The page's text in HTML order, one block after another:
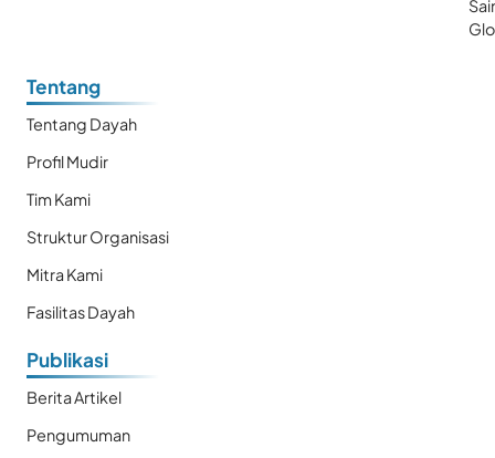
Tentang
Tentang Dayah
Profil Mudir
Tim Kami
Struktur Organisasi
Mitra Kami
Fasilitas Dayah
Publikasi
Berita Artikel
Pengumuman